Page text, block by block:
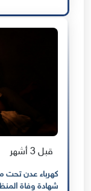
قبل 3 أشهر
شهادة وفاة